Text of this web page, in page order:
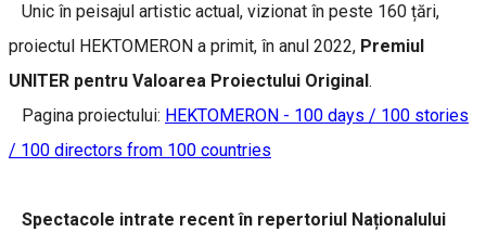
Unic în peisajul artistic actual, vizionat în peste 160 țări,
proiectul HEKTOMERON a primit, în anul 2022, Premiul
UNITER pentru Valoarea Proiectului Original .
Pagina proiectului: HEKTOMERON - 100 days / 100 stories
/ 100 directors from 100 countries
Spectacole intrate recent în repertoriul Naționalului